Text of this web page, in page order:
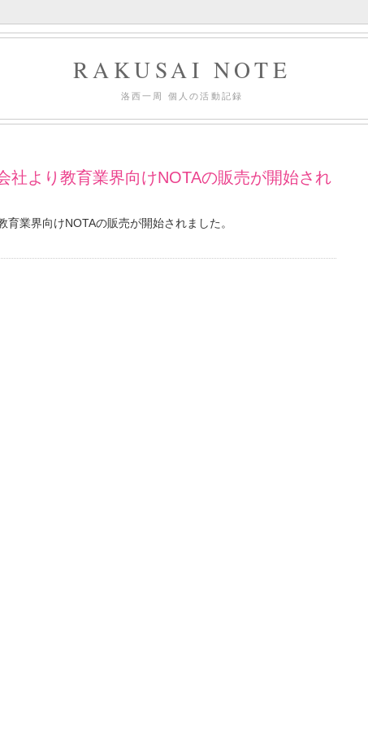
RAKUSAI NOTE
洛西一周 個人の活動記録
社より教育業界向けNOTAの販売が開始され
業界向けNOTAの販売が開始されました。